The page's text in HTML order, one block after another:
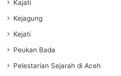
Kajati
Kejagung
Kejati
Peukan Bada
Pelestarian Sejarah di Aceh